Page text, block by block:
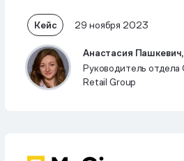
Кейс 29 ноября 2023
Анастасия Пашкевич,
Руководитель отдела
Retail Group